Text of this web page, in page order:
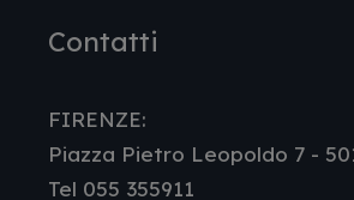
Contatti
FIRENZE:
Piazza Pietro Leopoldo 7 -
Tel 055 355911